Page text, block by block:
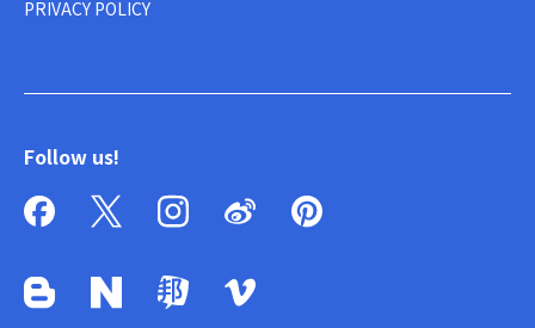
PRIVACY POLICY
Follow us!